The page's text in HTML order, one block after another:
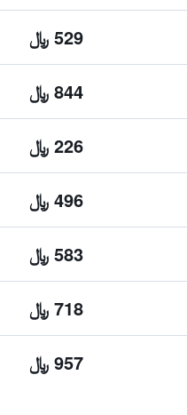
529 ﷼
844 ﷼
226 ﷼
496 ﷼
583 ﷼
718 ﷼
957 ﷼